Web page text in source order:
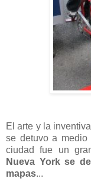
El arte y la
se detuvo a
ciudad fue un
Nueva York se
mapas...